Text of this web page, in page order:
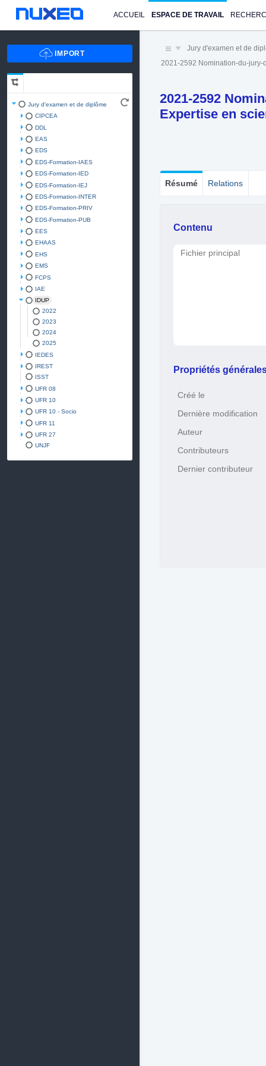
ACCUEIL ESPACE DE TRAVAIL
Jury d'examen et de diplôme
CIPCEA
DDL
EAS
EDS
EDS-Formation-IAES
EDS-Formation-IED
EDS-Formation-IEJ
EDS-Formation-INTER
EDS-Formation-PRIV
EDS-Formation-PUB
EES
EHAAS
EHS
EMS
FCPS
IAE
IDUP
2022
2023
2024
2025
IEDES
IREST
ISST
UFR 08
UFR 10
UFR 10 - Socio
UFR 11
UFR 27
UNJF
Jury d'examen et de
2021-2592 Nomination-du-
2021-2592
Expertise en
Résumé Relations
Contenu
Fichier principal
Propriétés
Créé le
Dernière modification
Auteur
Contributeurs
Dernier contributeur